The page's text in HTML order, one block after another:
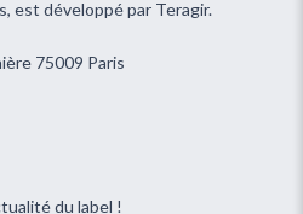
est développé par Teragir.
75009 Paris
du label !